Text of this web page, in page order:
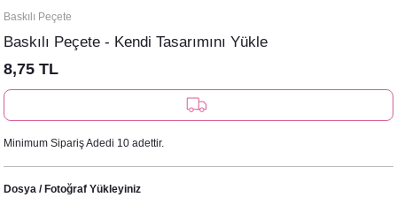
Baskılı Peçete
Baskılı Peçete - Kendi Tasarımını Yükle
8,75 TL
Minimum Sipariş Adedi 10 adettir.
Dosya / Fotoğraf Yükleyiniz